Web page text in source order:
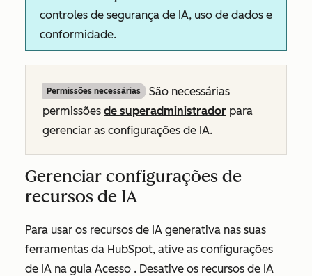
controles de segurança de IA, uso de dados e
conformidade.
Permissões necessárias
São necessárias
permissões de superadministrador para
gerenciar as configurações de IA.
Gerenciar configurações de
recursos de IA
Para usar os recursos de IA generativa nas suas
ferramentas da HubSpot, ative as configurações
de IA na guia Acesso . Desative os recursos de IA